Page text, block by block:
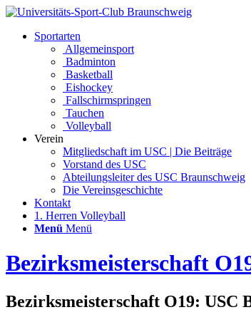
Sportarten
Allgemeinsport
Badminton
Basketball
Eishockey
Fallschirmspringen
Tauchen
Volleyball
Verein
Mitgliedschaft im USC | Die Beiträge
Vorstand des USC
Abteilungsleiter des USC Braunschweig
Die Vereinsgeschichte
Kontakt
1. Herren Volleyball
Menü Menü
Bezirksmeisterschaft
Bezirksmeisterschaft O19: USC